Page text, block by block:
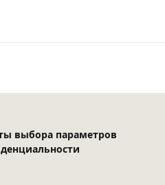
выбора параметров